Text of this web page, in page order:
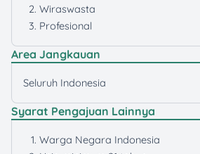
Wiraswasta
Profesional
Area Jangkauan
Seluruh Indonesia
Syarat Pengajuan Lainnya
Warga Negara Indonesia